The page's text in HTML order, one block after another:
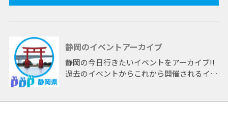
静岡のイベントアーカイブ
静岡の今日行きたいイベントをアーカイブ!!
過去のイベントからこれから開催されるイベ